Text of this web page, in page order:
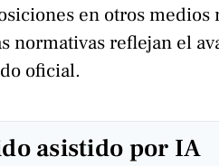
en otros medios
normativas reflejan el
oficial.
asistido por IA